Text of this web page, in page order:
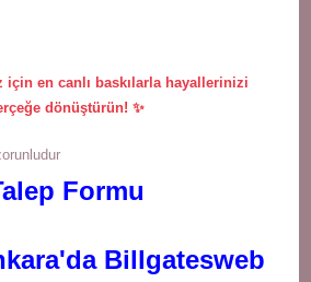
için en canlı baskılarla hayallerinizi
dönüştürün! ✨
Formu
Billgatesweb